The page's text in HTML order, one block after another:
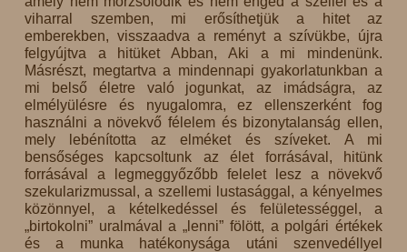
viharral szemben, mi erősíthetjük a hitet az
emberekben, visszaadva a reményt a szívükbe, újra
felgyújtva a hitüket Abban, Aki a mi mindenünk.
Másrészt, megtartva a mindennapi gyakorlatunkban a
mi belső életre való jogunkat, az imádságra, az
elmélyülésre és nyugalomra, ez ellenszerként fog
használni a növekvő félelem és bizonytalanság ellen,
mely lebénította az elméket és szíveket. A mi
bensőséges kapcsoltunk az élet forrásával, hitünk
forrásával a legmeggyőzőbb felelet lesz a növekvő
szekularizmussal, a szellemi lustasággal, a kényelmes
közönnyel, a kételkedéssel és felületességgel, a
„birtokolni” uralmával a „lenni” fölött, a polgári értékek
és a munka hatékonysága utáni szenvedéllyel